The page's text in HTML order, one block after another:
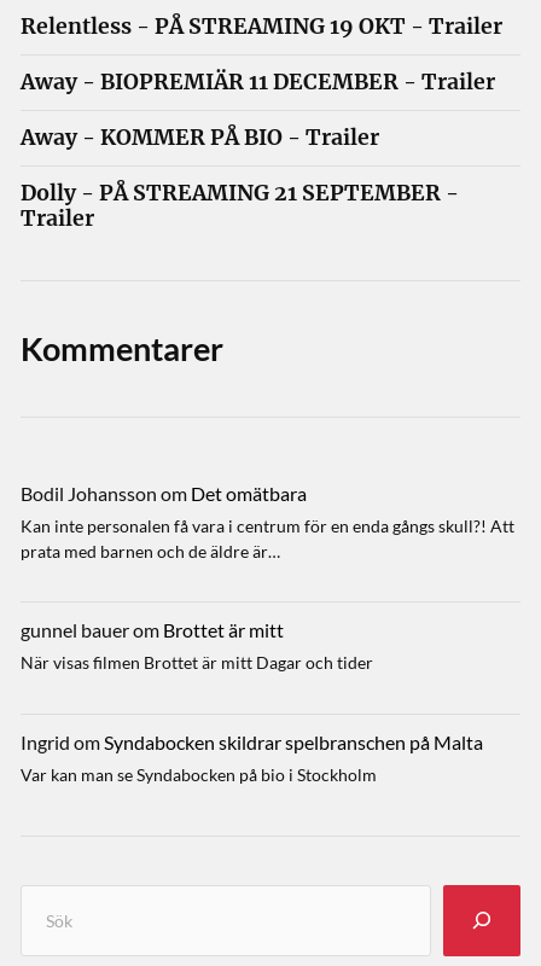
Relentless - PÅ STREAMING 19 OKT - Trailer
Away - BIOPREMIÄR 11 DECEMBER - Trailer
Away - KOMMER PÅ BIO - Trailer
Dolly - PÅ STREAMING 21 SEPTEMBER -
Trailer
Kommentarer
Bodil Johansson om Det omätbara
Kan inte personalen få vara i centrum för en enda gångs skull?! Att
prata med barnen och de äldre är…
gunnel bauerom Brottet är mitt
När visas filmen Brottet är mitt Dagar och tider
Ingrid omSyndabocken skildrar spelbranschen på Malta
Var kan man se Syndabocken på bio i Stockholm